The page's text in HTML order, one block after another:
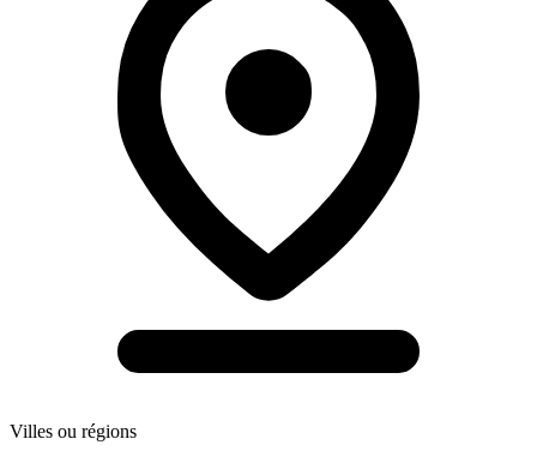
Villes ou régions